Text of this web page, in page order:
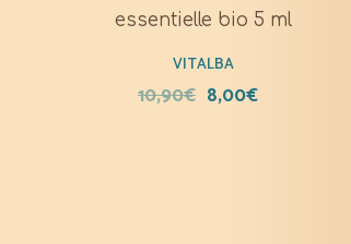
essentielle bio 5 ml
VITALBA
10,90€ 8,00€